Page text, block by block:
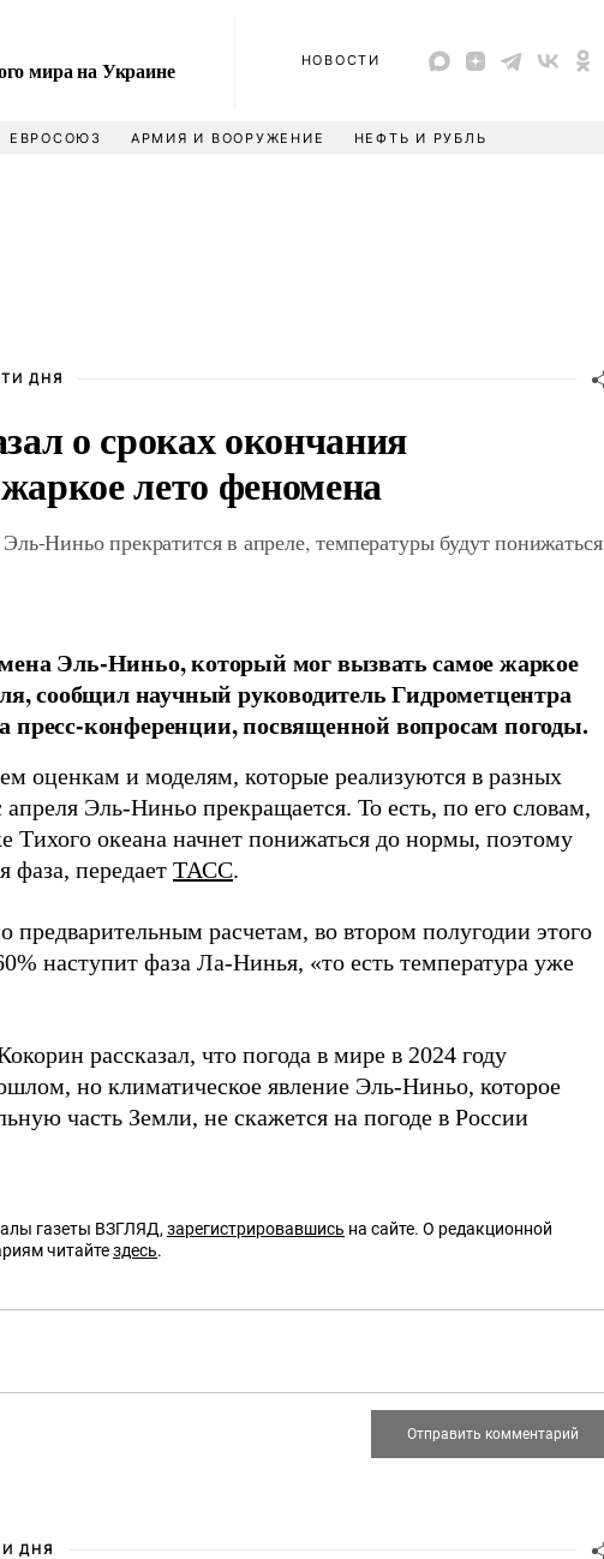
мира на Украине НОВОСТИ
ЕВРОСОЮЗ АРМИЯ И ВООРУЖЕНИЕ НЕФТЬ И РУБЛЬ
ДНЯ
о сроках окончания
лето феномена
Ниньо прекратится в апреле, температуры будут понижаться
Эль-Ниньо, который мог вызвать самое жаркое
сообщил научный руководитель Гидрометцентра
пресс-конференции, посвященной вопросам погоды.
оценкам и моделям, которые реализуются в разных
Эль-Ниньо прекращается. То есть, по его словам,
Тихого океана начнет понижаться до нормы, поэтому
фаза, передает ТАСС.
предварительным расчетам, во втором полугодии этого
наступит фаза Ла-Нинья, «то есть температура уже
рассказал, что погода в мире в 2024 году
но климатическое явление Эль-Ниньо, которое
часть Земли, не скажется на погоде в России
газеты ВЗГЛЯД, зарегистрировавшись на сайте. О редакционной
читайтездесь.
ДНЯ